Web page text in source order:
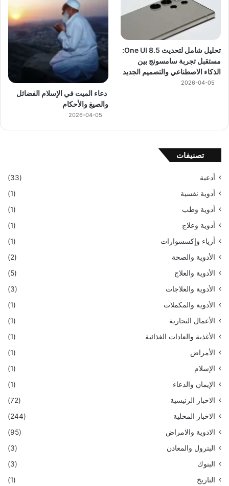
تحليل شامل لتحديث One UI 8.5:
مستقبل تجربة سامسونج بين
الذكاء الاصطناعي والتصميم الجديد
2026-04-05
دعاء الميت في الإسلام الفضائل
والصيغ والأحكام
2026-04-05
تصنيفات
أدعية
(33)
أدوية نفسية
(1)
أدوية وطب
(1)
أدوية وعلاج
(1)
أزياء وإكسسوارات
(1)
الأدوية والصحة
(2)
الأدوية والعلاج
(5)
الأدوية والعلاجات
(3)
الأدوية والمكملات
(1)
الأعمال التجارية
(1)
الأغذية والعادات الغذائية
(1)
الأمراض
(1)
الإسلام
(1)
الإيمان والدعاء
(1)
الاخبار الرئيسية
(72)
الاخبار المحلية
(244)
الادوية والامراض
(95)
البترول والمعادن
(3)
البنوك
(3)
التاريخ
(1)